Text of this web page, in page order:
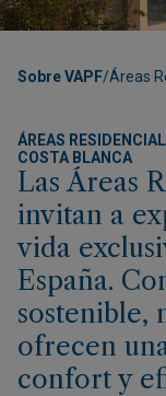
Sobre VAPF/Áreas
ÁREAS
COSTA BLANCA
Las Áreas
invitan a
vida
España.
sostenible,
ofrecen
confort y